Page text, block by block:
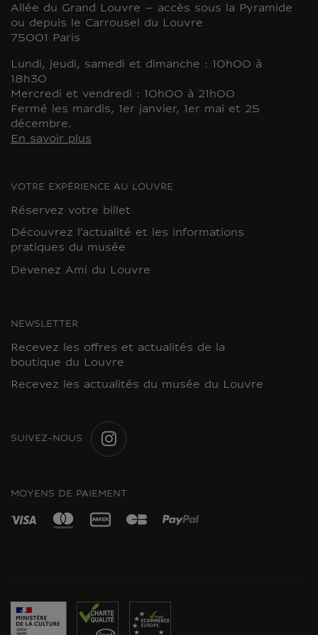
Allée du Grand Louvre – accès sous la Pyramide
ou depuis le Carrousel du Louvre
75001 Paris
Lundi, jeudi, samedi et dimanche : 10h00 à
18h30
Mercredi et vendredi : 10h00 à 21h00
Fermé les mardis, 1er janvier, 1er mai et 25
décembre.
En savoir plus
VOTRE EXPÉRIENCE AU LOUVRE
Réservez votre billet
Découvrez l'actualité et les informations
pratiques du musée
Devenez Ami du Louvre
NEWSLETTER
Recevez les offres et actualités de la
boutique du Louvre
Recevez les actualités du musée du Louvre
SUIVEZ-NOUS
MOYENS DE PAIEMENT